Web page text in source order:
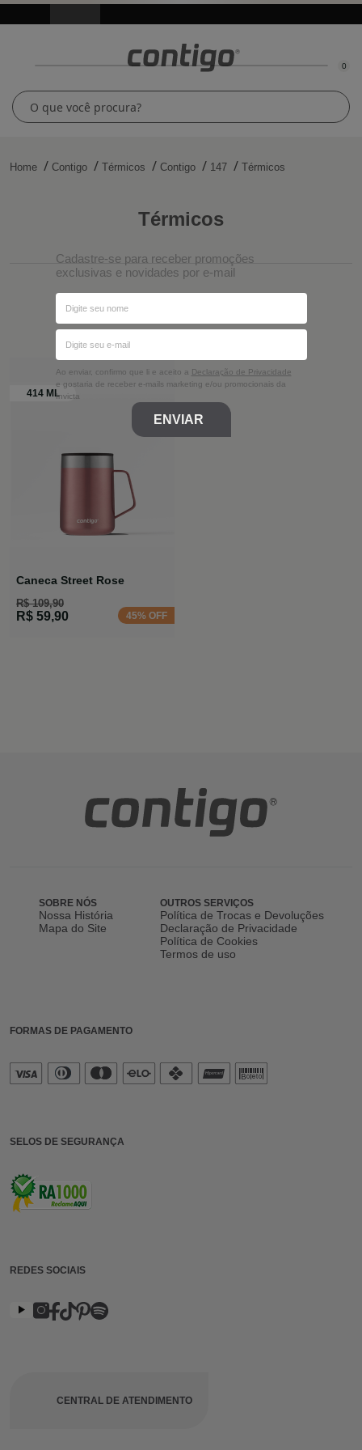
0
Home Contigo Térmicos Contigo 147 Térmicos
térmicos
Filtros
Caneca Street Rose
R$ 109,90
R$ 59,90 45% OFF
SOBRE NÓS
Nossa História
Mapa do Site
OUTROS SERVIÇOS
Política de Trocas e Devoluções
Declaração de Privacidade
Política de Cookies
Termos de uso
FORMAS DE PAGAMENTO
SELOS DE SEGURANÇA
REDES SOCIAIS
CENTRAL DE ATENDIMENTO
Cadastre-se para receber promoções
exclusivas e novidades por e-mail
Ao enviar, confirmo que li e aceito a Declaração de Privacidade
e gostaria de receber e-mails marketing e/ou promocionais da
Invicta
ENVIAR